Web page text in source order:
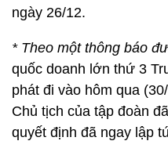
ngày 26/12.
* Theo một thông báo
quốc doanh lớn thứ 3
phát đi vào hôm qua
Chủ tịch của tập đoàn
quyết định đã ngay lập